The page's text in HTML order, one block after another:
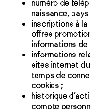
numéro de
naissance, pays
inscriptions à la
offres
informations de
informations
sites internet
temps de
cookies ;
historique
compte